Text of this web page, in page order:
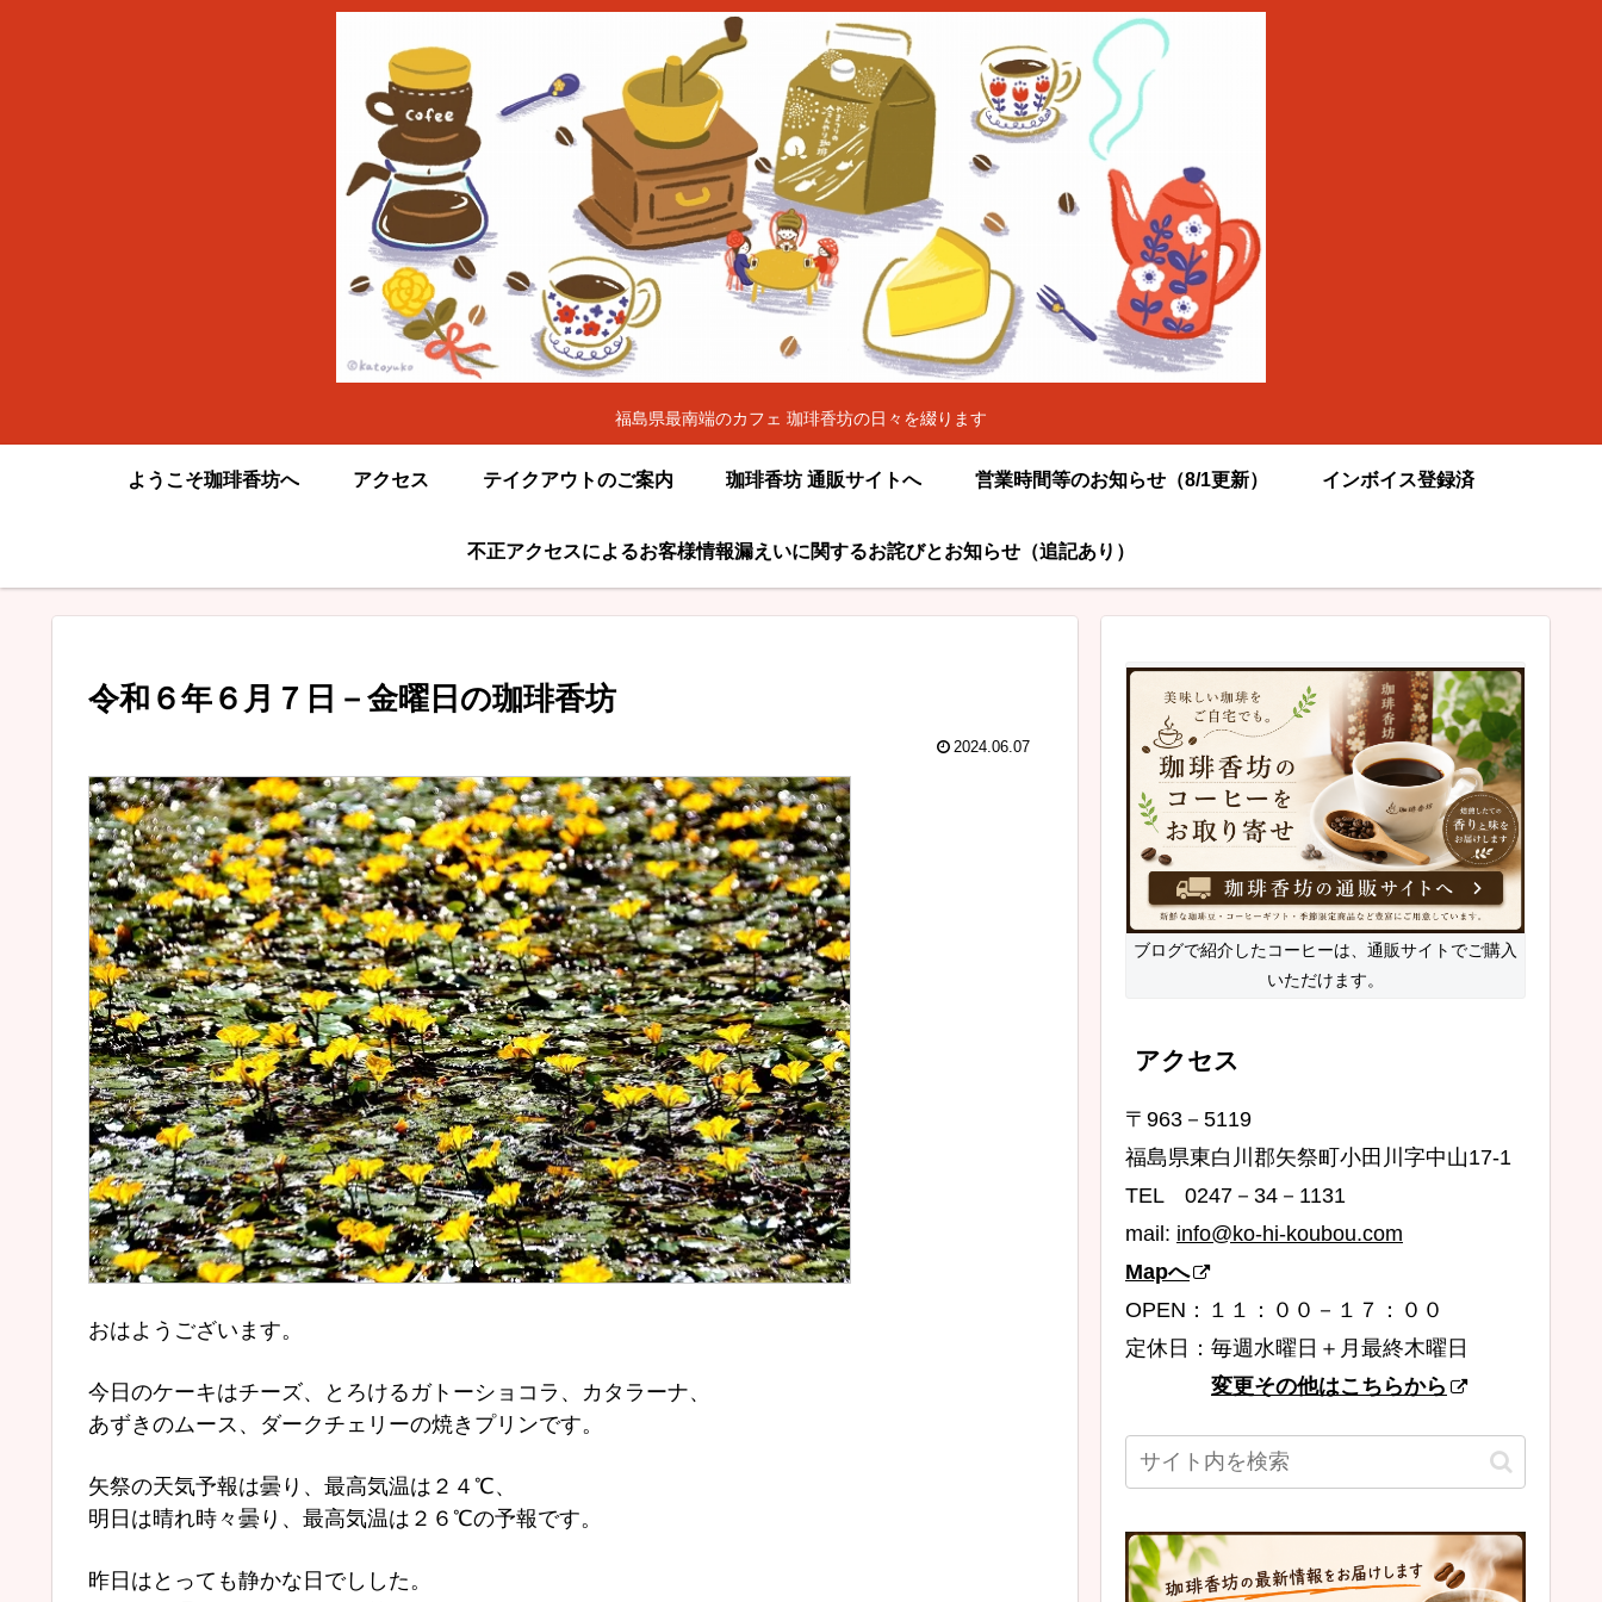
福島県最南端のカフェ 珈琲香坊の日々を綴ります
ようこそ珈琲香坊へ アクセス テイクアウトのご案内 珈琲香坊 通販サイトへ 営業時間等のお知らせ（8/1更新） インボイス登録済
不正アクセスによるお客様情報漏えいに関するお詫びとお知らせ（追記あり）
令和６年６月７日－金曜日の珈琲香坊
2024.06.07
おはようございます。
今日のケーキはチーズ、とろけるガトーショコラ、カタラーナ、
あずきのムース、ダークチェリーの焼きプリンです。
矢祭の天気予報は曇り、最高気温は２４℃、
明日は晴れ時々曇り、最高気温は２６℃の予報です。
昨日はとっても静かな日でしした。
ブログで紹介したコーヒーは、通販サイトでご購入
いただけます。
アクセス
〒963－5119
福島県東白川郡矢祭町小田川字中山17-1
TEL 0247－34－1131
mail: info@ko-hi-koubou.com
Mapへ
OPEN：１１：００－１７：００
定休日：毎週水曜日＋月最終木曜日
変更その他はこちらから